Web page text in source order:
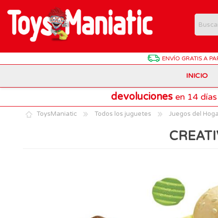
ENVÍO GRATIS A
INICIO
Animales de Juguete
Muñecas Interactivas
Batman
Antonio Juan
devoluciones en 14 días
ToysManiatic Todos los juguetes Juegos del